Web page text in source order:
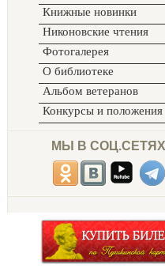
Книжные новинки
Никоновские чтения
Фотогалерея
О библиотеке
Альбом ветеранов
Конкурсы и положения
МЫ В СОЦ.СЕТЯХ